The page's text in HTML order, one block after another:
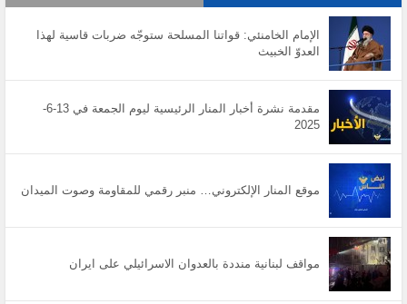
الإمام الخامنئي: قواتنا المسلحة ستوجّه ضربات قاسية لهذا
العدوّ الخبيث
مقدمة نشرة أخبار المنار الرئيسية ليوم الجمعة في 13-6-
2025
موقع المنار الإلكتروني… منبر رقمي للمقاومة وصوت الميدان
مواقف لبنانية منددة بالعدوان الاسرائيلي على ايران